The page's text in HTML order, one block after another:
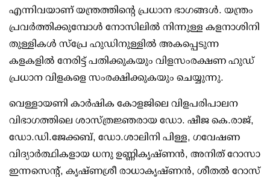
എന്നിവയാണ് യന്ത്രത്തിന്റെ പ്രധാന ഭാഗങ്ങള്‍. യന്ത്രം
പ്രവര്‍ത്തിക്കുമ്പോള്‍ നോസിലില്‍ നിന്നുള്ള കളനാശിനി
തുള്ളികള്‍ സ്‌പ്രേ ഹുഡിനുള്ളില്‍ അകപ്പെടുന്ന
കളകളില്‍ നേരിട്ട് പതിക്കുകയും വിളസംരക്ഷണ ഹുഡ്
പ്രധാന വിളകളെ സംരക്ഷിക്കുകയും ചെയ്യുന്നു.
വെള്ളായണി കാര്‍ഷിക കോളജിലെ വിളപരിപാലന
വിഭാഗത്തിലെ ശാസ്ത്രജ്ഞരായ ഡോ. ഷീജ കെ.രാജ്,
ഡോ.ഡി.ജേക്കബ്, ഡോ.ശാലിനി പിള്ള, ഗവേഷണ
വിദ്യാര്‍ത്ഥികളായ ധനു ഉണ്ണികൃഷ്ണന്‍, അനിത് റോസാ
ഇന്നസെന്റ്, കൃഷ്ണശ്രീ രാധാകൃഷ്ണന്‍, ശീതല്‍ റോസ്